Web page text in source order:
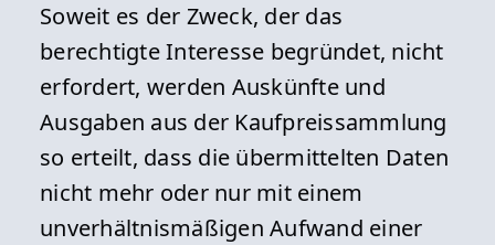
Soweit es der Zweck, der das
berechtigte Interesse begründet, nicht
erfordert, werden Auskünfte und
Ausgaben aus der Kaufpreissammlung
so erteilt, dass die übermittelten Daten
nicht mehr oder nur mit einem
unverhältnismäßigen Aufwand einer